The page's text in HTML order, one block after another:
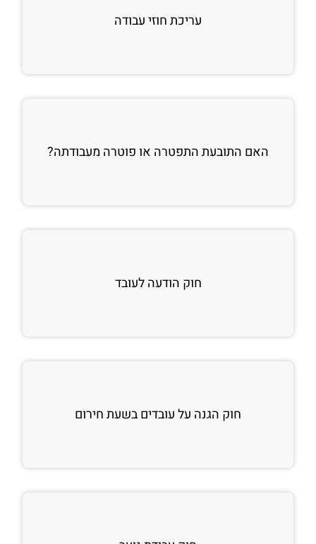
עריכת חוזי עבודה
האם התובעת התפטרה או פוטרה מעבודתה?
חוק הודעה לעובד
חוק הגנה על עובדים בשעת חירום